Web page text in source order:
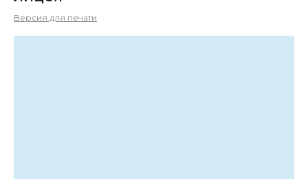
Версия для печати